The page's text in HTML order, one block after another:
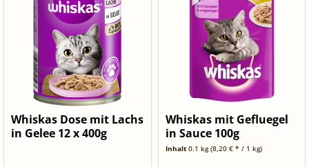
Whiskas Dose mit Lachs
in Gelee 12 x 400g
Whiskas mit Gefluegel
in Sauce 100g
Inhalt 0.1 kg(8,20 € * / 1 kg)